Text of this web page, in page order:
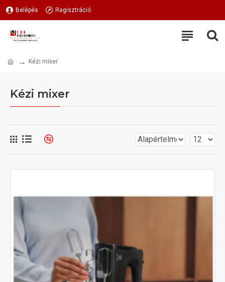
Belépés Regisztráció
Kézi mixer
Kézi mixer